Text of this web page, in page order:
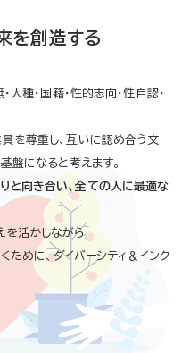
を創造する
種・国籍・性的志向・性自認・
を尊重し、互いに認め合う文
盤になると考えます。
向き合い、全ての人に最適な
を活かしながら
ために、ダイバーシティ＆インク